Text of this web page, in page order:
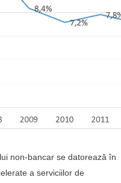
non-bancar se datorează în
a serviciilor de